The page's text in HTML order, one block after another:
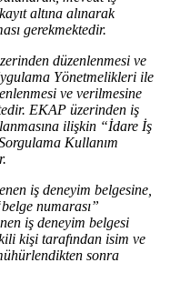
altına alınarak
gerekmektedir.
düzenlenmesi ve
Yönetmelikleri ile
ve verilmesine
EKAP üzerinden iş
ilişkin “İdare İş
Kullanım
iş deneyim belgesine,
numarası”
iş deneyim belgesi
kişi tarafından isim ve
sonra